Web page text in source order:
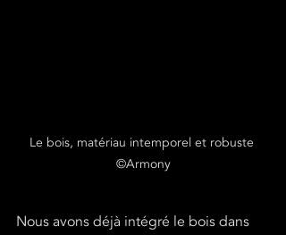
Le bois, matériau intemporel et robuste
©Armony
Nous avons déjà intégré le bois dans